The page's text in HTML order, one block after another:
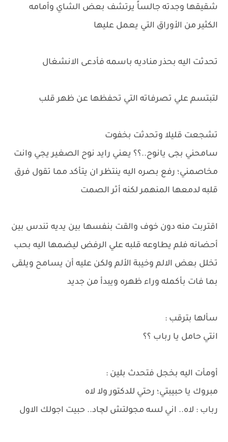
شقيقها وجدته جالساً يرتشف بعض الشاي وأمامه
الكثير من الأوراق التي يعمل عليها
تحدثت اليه بحذر مناديه باسمه فأدعى الانشغال
لتبتسم علي تصرفاته التي تحفظها عن ظهر قلب
تشجعت قليلا وتحدثت بخفوت
سامحني بجى يانوح..؟؟ يعني رايد نوح الصغير يجي وانت
مخاصمني؛ رفع بصره اليه ينتظر ان يتأكد مما تقول فرق
قلبه لدمعها المنهمر لكنه أثر الصمت
اقتربت منه دون خوف والقت بنفسها بين يديه تندس بين
أحضانه فلم يطاوعه قلبه علي الرفض ليضمها اليه بحب
تخلل بعض الالم وخيبة الألم ولكن عليه أن يسامح ويلقى
بما فات بأكمله وراء ظهره ويبدأ من جديد
سألها بترقب :
انتي حامل يا رباب ؟؟
أومأت اليه بخجل فتحدث بلين :
مبروك يا حبيبتي؛ رحتي للدكتور ولا لاه
رباب : لاه.. اني لسه مجولتش لچاد.. حبيت اجولك الاول